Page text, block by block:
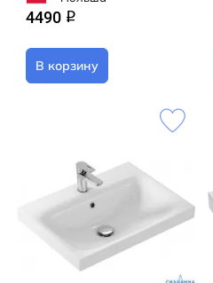
4490 q
В корзину